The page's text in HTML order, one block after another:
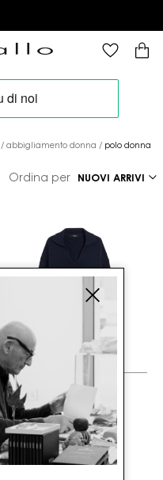
/ abbigliamento donna / polo donna
Ordina per
SALDI
WEEKEND MAX MARA
SALOON
€ 225.00 -20%
€ 180.00